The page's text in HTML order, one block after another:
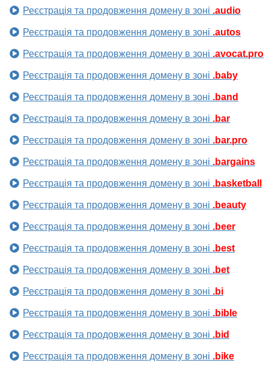
Реєстрація та продовження домену в зоні .audio
Реєстрація та продовження домену в зоні .autos
Реєстрація та продовження домену в зоні .avocat.pro
Реєстрація та продовження домену в зоні .baby
Реєстрація та продовження домену в зоні .band
Реєстрація та продовження домену в зоні .bar
Реєстрація та продовження домену в зоні .bar.pro
Реєстрація та продовження домену в зоні .bargains
Реєстрація та продовження домену в зоні .basketball
Реєстрація та продовження домену в зоні .beauty
Реєстрація та продовження домену в зоні .beer
Реєстрація та продовження домену в зоні .best
Реєстрація та продовження домену в зоні .bet
Реєстрація та продовження домену в зоні .bi
Реєстрація та продовження домену в зоні .bible
Реєстрація та продовження домену в зоні .bid
Реєстрація та продовження домену в зоні .bike